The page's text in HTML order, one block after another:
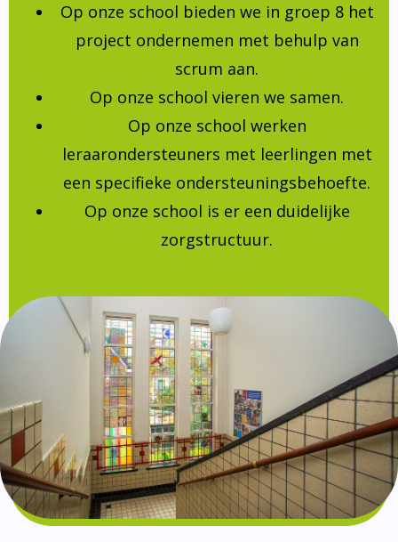
Op onze school bieden we in groep 8 het
project ondernemen met behulp van
scrum aan.
Op onze school vieren we samen.
Op onze school werken
leraarondersteuners met leerlingen met
een specifieke ondersteuningsbehoefte.
Op onze school is er een duidelijke
zorgstructuur.